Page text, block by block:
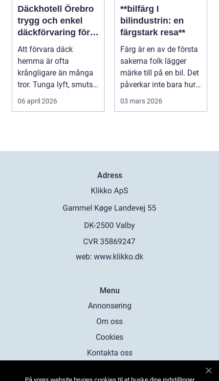
Däckhotell Örebro
trygg och enkel
däckförvaring för
säkrare körning
Att förvara däck
hemma är ofta
krångligare än många
tror. Tunga lyft, smuts i
förrådet och
osäkerhet...
06 april 2026
**bilfärg I
bilindustrin: en
färgstark resa**
Färg är en av de första
sakerna folk lägger
märke till på en bil. Det
påverkar inte bara hur
03 mars 2026
Adress
web: www.klikko.dk
Menu
Annonsering
Om oss
Cookies
Kontakta oss